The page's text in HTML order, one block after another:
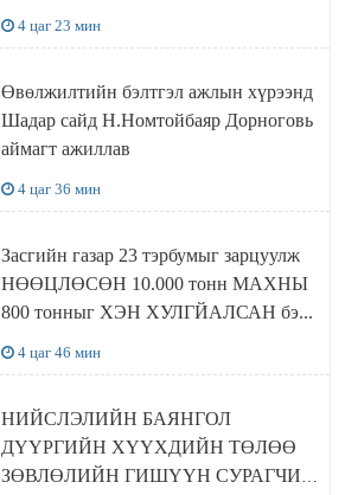
4 цаг 23 мин
Өвөлжилтийн бэлтгэл ажлын хүрээнд
Шадар сайд Н.Номтойбаяр Дорноговь
аймагт ажиллав
4 цаг 36 мин
Засгийн газар 23 тэрбумыг зарцуулж
НӨӨЦЛӨСӨН 10.000 тонн МАХНЫ
800 тонныг ХЭН ХУЛГЙАЛСАН бэ...
4 цаг 46 мин
НИЙСЛЭЛИЙН БАЯНГОЛ
ДҮҮРГИЙН ХҮҮХДИЙН ТӨЛӨӨ
ЗӨВЛӨЛИЙН ГИШҮҮН СУРАГЧИД